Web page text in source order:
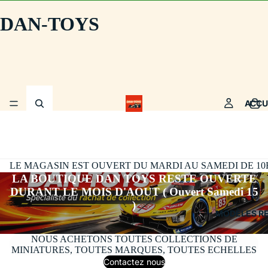
DAN-TOYS
MODÈLES
LE MAGASIN EST OUVERT DU MARDI AU SAMEDI DE
LA BOUTIQUE DAN TOYS RESTE OUVERTE
DURANT LE MOIS D'AOUT ( Ouvert Samedi 15
)
NOUS ACHETONS TOUTES COLLECTIONS DE
MINIATURES, TOUTES MARQUES, TOUTES ECHELLES
Contactez nous